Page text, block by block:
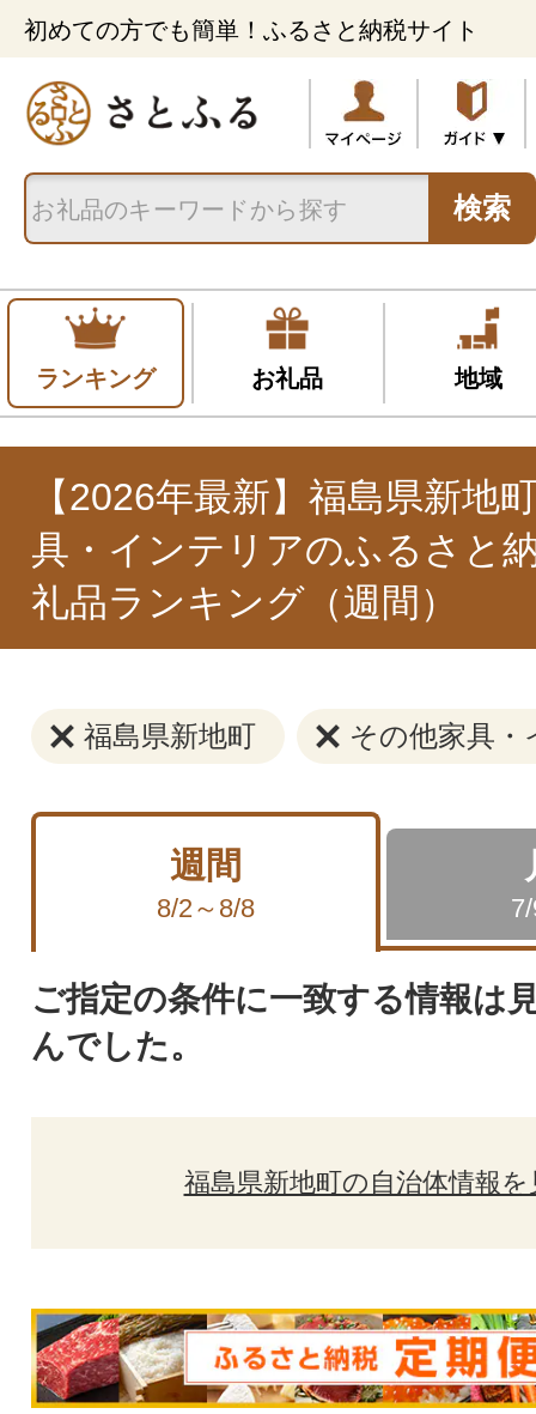
初めての方でも簡単！ふるさと納税サイト
検索
ランキング お礼品 地域
【2026年最新】福島県新地
具・インテリアのふるさと
礼品ランキング（週間）
福島県新地町 その他家具・
週間
8/2～8/8
ご指定の条件に一致する情報は
んでした。
福島県新地町の自治体情報を